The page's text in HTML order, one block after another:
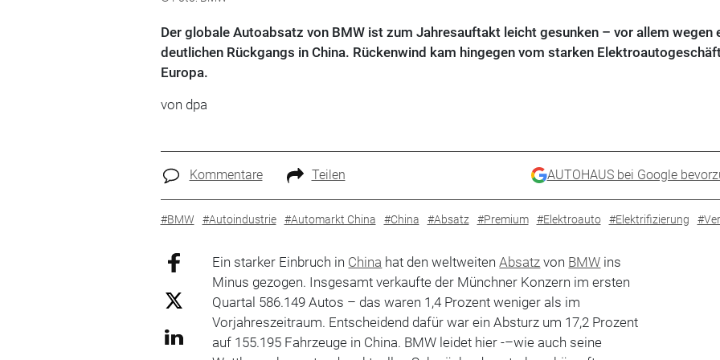
Der globale Autoabsatz von BMW ist zum Jahresauftakt leicht gesunken – vor allem wegen
deutlichen Rückgangs in China. Rückenwind kam hingegen vom starken
Europa.
von dpa
Kommentare Teilen AUTOHAUS bei Google
#BMW #Autoindustrie #Automarkt China #China #Absatz #Premium #Elektroauto #Elektrifizierung
Ein starker Einbruch in China hat den weltweitenAbsatz von BMW ins
Minus gezogen. Insgesamt verkaufte der Münchner Konzern im ersten
Quartal 586.149 Autos – das waren 1,4 Prozent weniger als im
Vorjahreszeitraum. Entscheidend dafür war ein Absturz um 17,2 Prozent
auf 155.195 Fahrzeuge in China. BMW leidet hier -–wie auch seine